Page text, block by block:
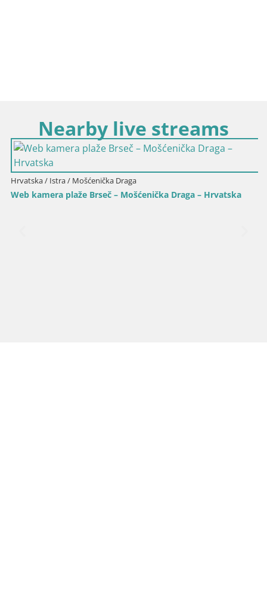
Nearby live streams
Hrvatska / Istra / Mošćenička Draga
Web kamera plaže Brseč – Mošćenička Draga – Hrvatska